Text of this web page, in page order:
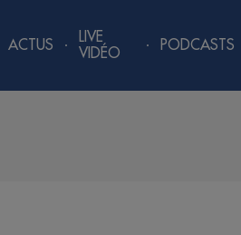
ACTUS
LIVE
VIDÉO
PODCASTS